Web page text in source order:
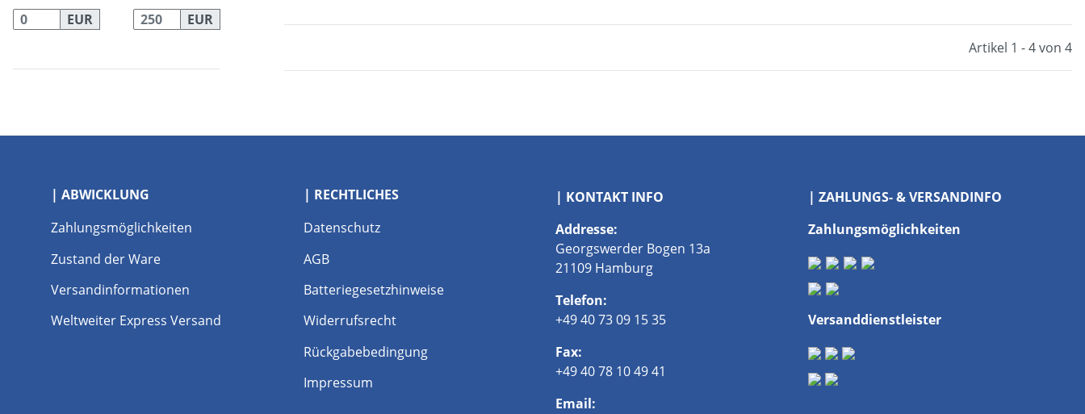
Artikel 1 - 4 von 4
EUR
EUR
| ABWICKLUNG
Zahlungsmöglichkeiten
Zustand der Ware
Versandinformationen
Weltweiter Express Versand
| RECHTLICHES
Datenschutz
AGB
Batteriegesetzhinweise
Widerrufsrecht
Rückgabebedingung
Impressum
| KONTAKT INFO
Addresse:
Georgswerder Bogen 13a
21109 Hamburg
Telefon:
+49 40 73 09 15 35
Fax:
+49 40 78 10 49 41
Email:
| ZAHLUNGS- & VERSANDINFO
Zahlungsmöglichkeiten
Versanddienstleister